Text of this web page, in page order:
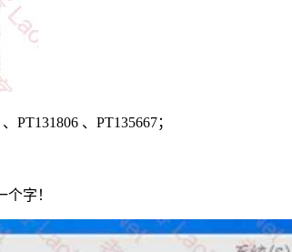
PT131806 、PT135667；
字！